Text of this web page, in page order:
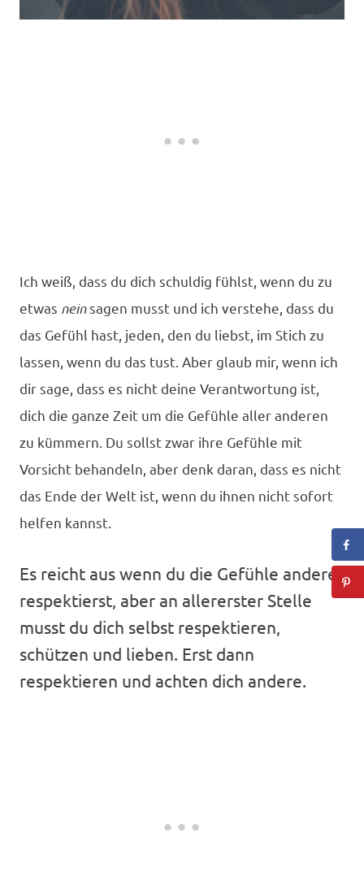
Ich weiß, dass du dich schuldig fühlst, wenn du zu
etwas neinsagen musst und ich verstehe, dass du
das Gefühl hast, jeden, den du liebst, im Stich zu
lassen, wenn du das tust. Aber glaub mir, wenn ich
dir sage, dass es nicht deine Verantwortung ist,
dich die ganze Zeit um die Gefühle aller anderen
zu kümmern. Du sollst zwar ihre Gefühle mit
Vorsicht behandeln, aber denk daran, dass es nicht
das Ende der Welt ist, wenn du ihnen nicht sofort
helfen kannst.
Es reicht aus wenn du die Gefühle anderer
respektierst, aber an allererster Stelle
musst du dich selbst respektieren,
schützen und lieben. Erst dann
respektieren und achten dich andere.